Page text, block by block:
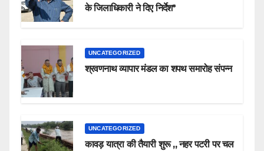
के जिलाधिकारी ने दिए निर्देश*
UNCATEGORIZED
श्रवणनाथ व्यापार मंडल का शपथ समारोह संपन्न
UNCATEGORIZED
कावड़ यात्रा की तैयारी शुरू ,, नहर पटरी पर चल